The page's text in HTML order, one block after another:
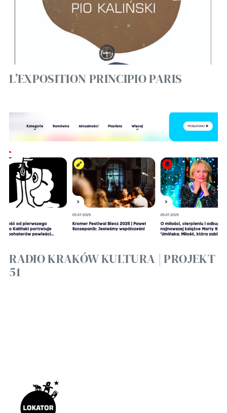
L’EXPOSITION PRINCIPIO PARIS
RADIO KRAKÓW KULTURA | PROJEKT
51